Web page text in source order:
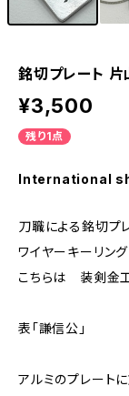
銘切プレート 片
¥3,500
残り1点
International
刀職による銘切プ
ワイヤーキーリング
こちらは 装剣金
表「謙信公」
アルミのプレート